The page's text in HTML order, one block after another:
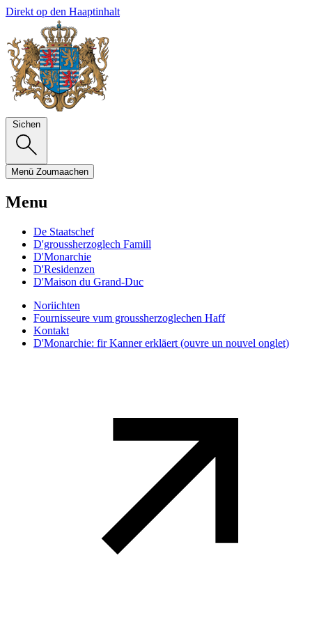
Direkt op den Haaptinhalt
Sichen
Menü Zoumaachen
Menu
De Staatschef
D'groussherzoglech Famill
D'Monarchie
D'Residenzen
D'Maison du Grand-Duc
Noriichten
Fournisseure vum groussherzoglechen Haff
Kontakt
D'Monarchie: fir Kanner erkläert (ouvre un nouvel onglet)